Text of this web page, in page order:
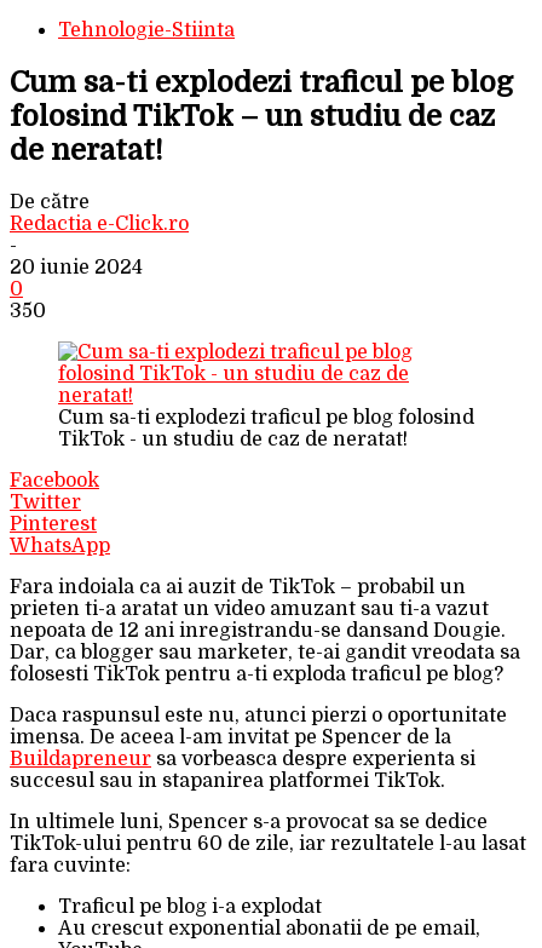
Tehnologie-Stiinta
Cum sa-ti explodezi traficul pe blog
folosind TikTok – un studiu de caz
de neratat!
De către
Redactia e-Click.ro
-
20 iunie 2024
0
350
Cum sa-ti explodezi traficul pe blog folosind
TikTok - un studiu de caz de neratat!
Facebook
Twitter
Pinterest
WhatsApp
Fara indoiala ca ai auzit de TikTok – probabil un
prieten ti-a aratat un video amuzant sau ti-a vazut
nepoata de 12 ani inregistrandu-se dansand Dougie.
Dar, ca blogger sau marketer, te-ai gandit vreodata sa
folosesti TikTok pentru a-ti exploda traficul pe blog?
Daca raspunsul este nu, atunci pierzi o oportunitate
imensa. De aceea l-am invitat pe Spencer de la
Buildapreneur sa vorbeasca despre experienta si
succesul sau in stapanirea platformei TikTok.
In ultimele luni, Spencer s-a provocat sa se dedice
TikTok-ului pentru 60 de zile, iar rezultatele l-au lasat
fara cuvinte:
Traficul pe blog i-a explodat
Au crescut exponential abonatii de pe email,